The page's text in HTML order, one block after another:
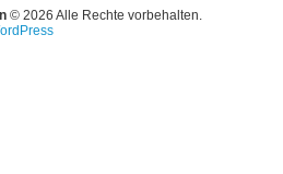
© 2026 Alle Rechte vorbehalten.